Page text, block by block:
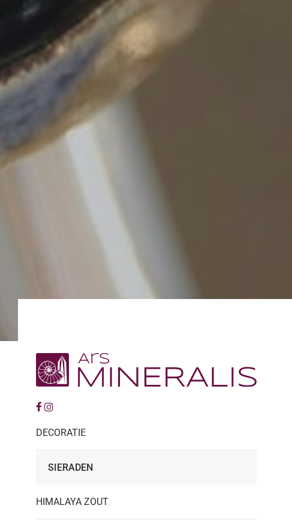
DECORATIE
SIERADEN
HIMALAYA ZOUT